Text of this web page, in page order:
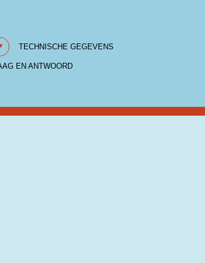
TECHNISCHE GEGEVENS
EN ANTWOORD